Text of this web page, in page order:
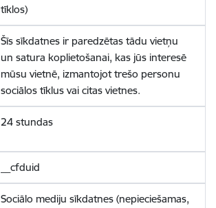
tīklos)
Šīs sīkdatnes ir paredzētas tādu vietņu
un satura koplietošanai, kas jūs interesē
mūsu vietnē, izmantojot trešo personu
sociālos tīklus vai citas vietnes.
24 stundas
__cfduid
Sociālo mediju sīkdatnes (nepieciešamas,